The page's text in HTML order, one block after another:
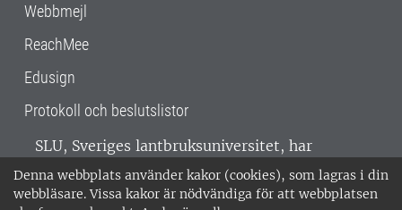
Denna webbplats använder kakor (cookies), som lagras i din
webbläsare. Vissa kakor är nödvändiga för att webbplatsen
Webbmejl
ReachMee
Edusign
Protokoll och beslutslistor
SLU, Sveriges lantbruksuniversitet, har
verksamhet över hela Sverige. Huvudorter är
Alnarp, Uppsala och Umeå.SLU är